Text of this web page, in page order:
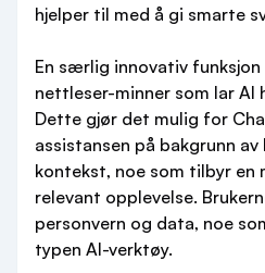
hjelper til med å gi smarte
En særlig innovativ
nettleser-minner som lar AI
Dette gjør det mulig for
assistansen på bakgrunn
kontekst, noe som tilbyr en
relevant opplevelse.
personvern og data, noe
typen AI-verktøy.